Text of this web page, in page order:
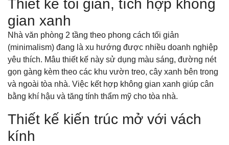
Thiết kế tối giản, tích hợp không
gian xanh
Nhà văn phòng 2 tầng theo phong cách tối giản
(minimalism) đang là xu hướng được nhiều doanh nghiệp
yêu thích. Mâu thiết kế này sử dụng màu sáng, đường nét
gọn gàng kèm theo các khu vườn treo, cây xanh bên trong
và ngoài tòa nhà. Việc kết hợp không gian xanh giúp cân
bằng khí hậu và tăng tính thẩm mỹ cho tòa nhà.
Thiết kế kiến trúc mở với vách
kính